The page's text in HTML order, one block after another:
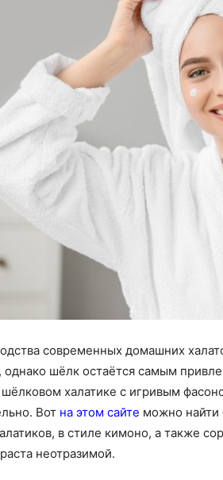
современных домашних
шёлк остаётся самым
халатике с игривым
Вот на этом сайте можно найти
в стиле кимоно, а также
неотразимой.